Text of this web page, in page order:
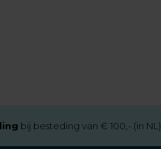
bij besteding van € 100,- (in NL)